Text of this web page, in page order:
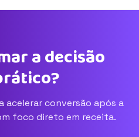
a decisão
acelerar conversão após a
foco direto em receita.